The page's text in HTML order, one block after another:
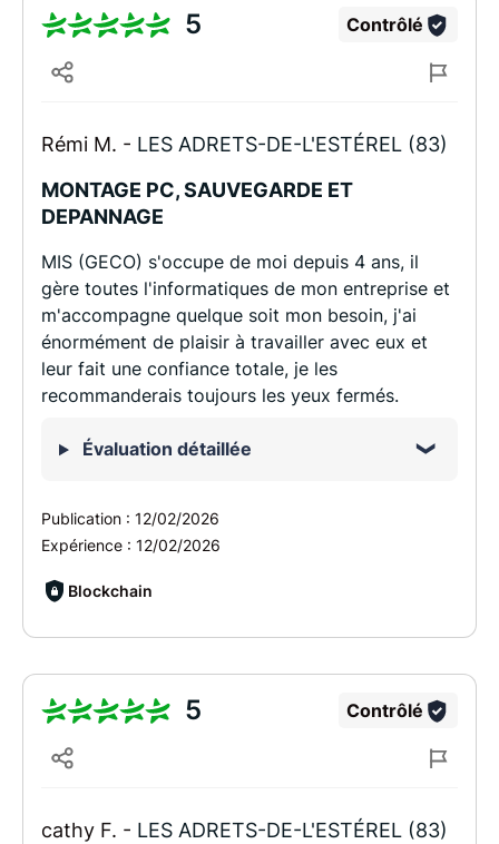
5 Contrôlé
Rémi M. - LES ADRETS-DE-L'ESTÉREL (83)
MONTAGE PC, SAUVEGARDE ET
DEPANNAGE
MIS (GECO) s'occupe de moi depuis 4 ans, il
gère toutes l'informatiques de mon entreprise et
m'accompagne quelque soit mon besoin, j'ai
énormément de plaisir à travailler avec eux et
leur fait une confiance totale, je les
recommanderais toujours les yeux fermés.
Évaluation détaillée
Publication : 12/02/2026
Expérience : 12/02/2026
Blockchain
5 Contrôlé
cathy F. - LES ADRETS-DE-L'ESTÉREL (83)